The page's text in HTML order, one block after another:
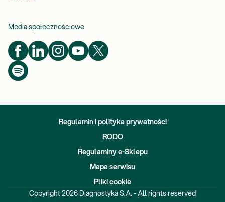
Media społecznościowe
Regulamin i polityka prywatności
RODO
Regulaminy e-Sklepu
Mapa serwisu
Pliki cookie
Copyright 2026 Diagnostyka S.A. - All rights reserved